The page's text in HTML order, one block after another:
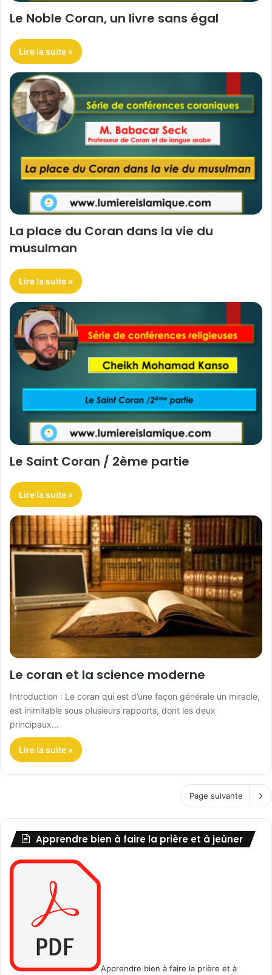
Le Noble Coran, un livre sans égal
Lire la suite »
La place du Coran dans la vie du
musulman
Lire la suite »
Le Saint Coran / 2ème partie
Lire la suite »
Le coran et la science moderne
Introduction : Le coran qui est d’une façon générale un miracle,
est inimitable sous plusieurs rapports, dont les deux
principaux…
Lire la suite »
Page suivante
Apprendre bien à faire la prière et à jeûner
Apprendre bien à faire la prière et à